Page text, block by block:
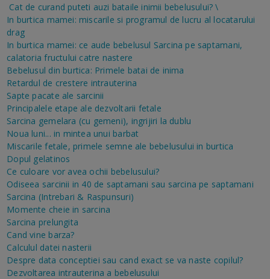
Cat de curand puteti auzi bataile inimii bebelusului? \
In burtica mamei: miscarile si programul de lucru al locatarului
drag
In burtica mamei: ce aude bebelusul Sarcina pe saptamani,
calatoria fructului catre nastere
Bebelusul din burtica: Primele batai de inima
Retardul de crestere intrauterina
Sapte pacate ale sarcinii
Principalele etape ale dezvoltarii fetale
Sarcina gemelara (cu gemeni), ingrijiri la dublu
Noua luni... in mintea unui barbat
Miscarile fetale, primele semne ale bebelusului in burtica
Dopul gelatinos
Ce culoare vor avea ochii bebelusului?
Odiseea sarcinii in 40 de saptamani sau sarcina pe saptamani
Sarcina (Intrebari & Raspunsuri)
Momente cheie in sarcina
Sarcina prelungita
Cand vine barza?
Calculul datei nasterii
Despre data conceptiei sau cand exact se va naste copilul?
Dezvoltarea intrauterina a bebelusului